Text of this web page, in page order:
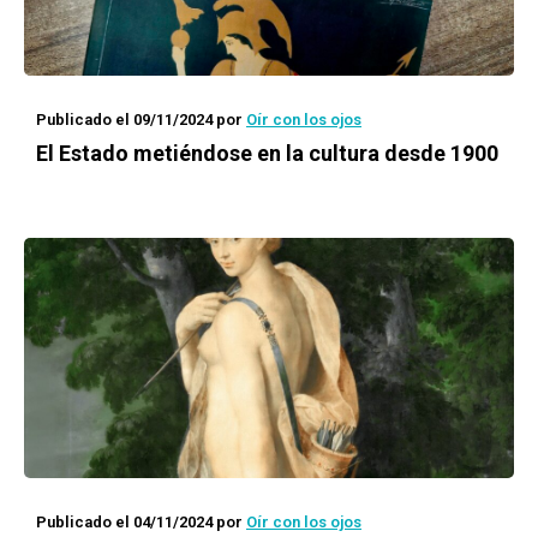
Publicado el 09/11/2024por Oír con los ojos
El Estado metiéndose en la cultura desde 1900
Publicado el 04/11/2024por Oír con los ojos